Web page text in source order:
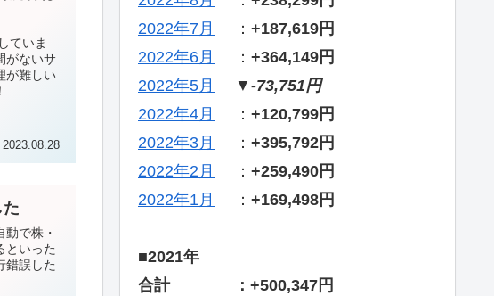
ていま
がないサ
が難しい
2023.08.28
で株・
といった
錯誤した
2022年7月
： +187,619円
2022年6月
： +364,149円
2022年5月
▼ -73,751円
2022年4月
： +120,799円
2022年3月
： +395,792円
2022年2月
： +259,490円
2022年1月
： +169,498円
■2021年
合計 ：+500,347円